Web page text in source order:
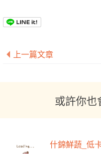
上一篇文章
或許你也
什錦鮮蔬_低